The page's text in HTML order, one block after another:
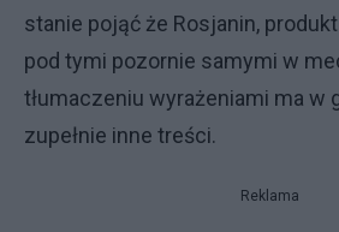
stanie pojąć że Rosjanin,
pod tymi pozornie samymi w
tłumaczeniu wyrażeniami ma w
zupełnie inne treści.
Reklama